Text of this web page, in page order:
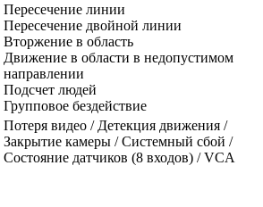
Пересечение линии
Пересечение двойной линии
Вторжение в область
Движение в области в недопустимом
направлении
Подсчет людей
Групповое бездействие
Потеря видео / Детекция движения /
Закрытие камеры / Системный сбой /
Состояние датчиков (8 входов) / VCA